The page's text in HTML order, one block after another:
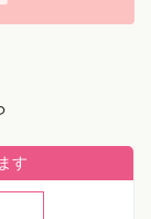
す